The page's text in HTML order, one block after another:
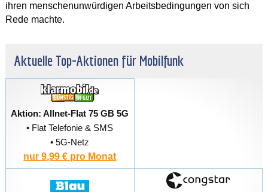
ihren menschenunwürdigen Arbeitsbedingungen von sich
Rede machte.
Aktuelle Top-Aktionen für Mobilfunk
Aktion: Allnet-Flat 75 GB 5G
• Flat Telefonie & SMS
• 5G-Netz
nur 9,99 € pro Monat